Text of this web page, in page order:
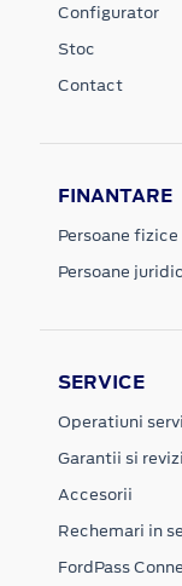
Configurator
Stoc
Contact
FINANTARE
Persoane fizice
Persoane
SERVICE
Operatiuni
Garantii si
Accesorii
Rechemari in
FordPass